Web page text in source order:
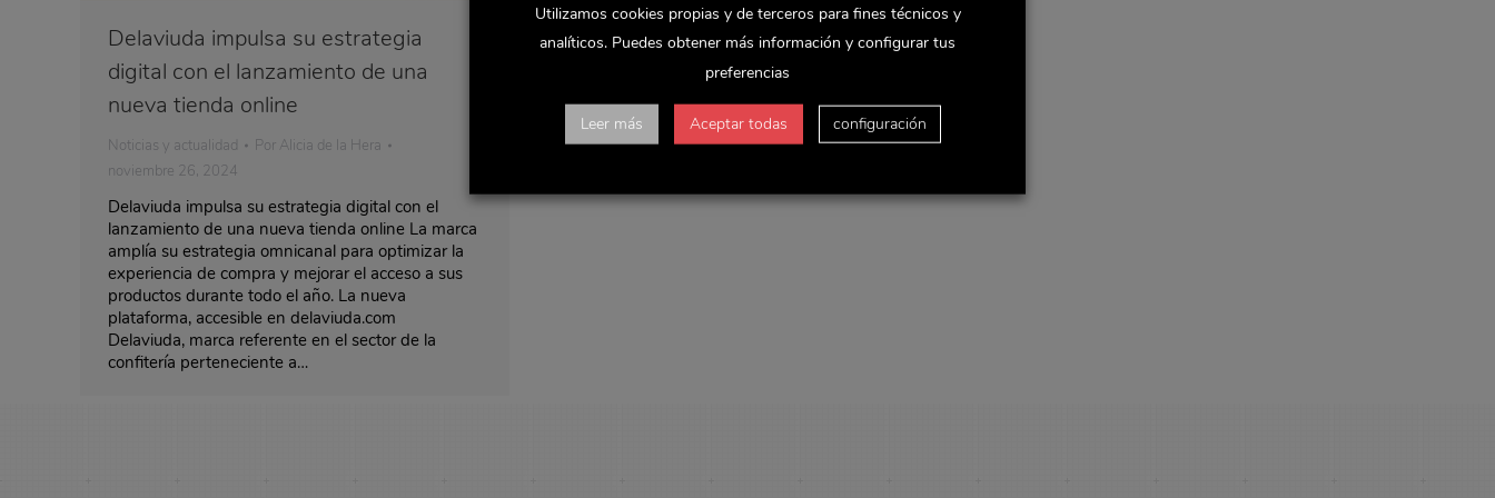
Delaviuda impulsa su estrategia
digital con el lanzamiento de una
nueva tienda online
Noticias y actualidad Por Alicia de la Hera
noviembre 26, 2024
Delaviuda impulsa su estrategia digital con el
lanzamiento de una nueva tienda online La marca
amplía su estrategia omnicanal para optimizar la
experiencia de compra y mejorar el acceso a sus
productos durante todo el año. La nueva
plataforma, accesible en delaviuda.com
Delaviuda, marca referente en el sector de la
confitería perteneciente a…
Utilizamos cookies propias y de terceros para fines técnicos y
analíticos. Puedes obtener más información y configurar tus
preferencias
Leer más Aceptar todas configuración